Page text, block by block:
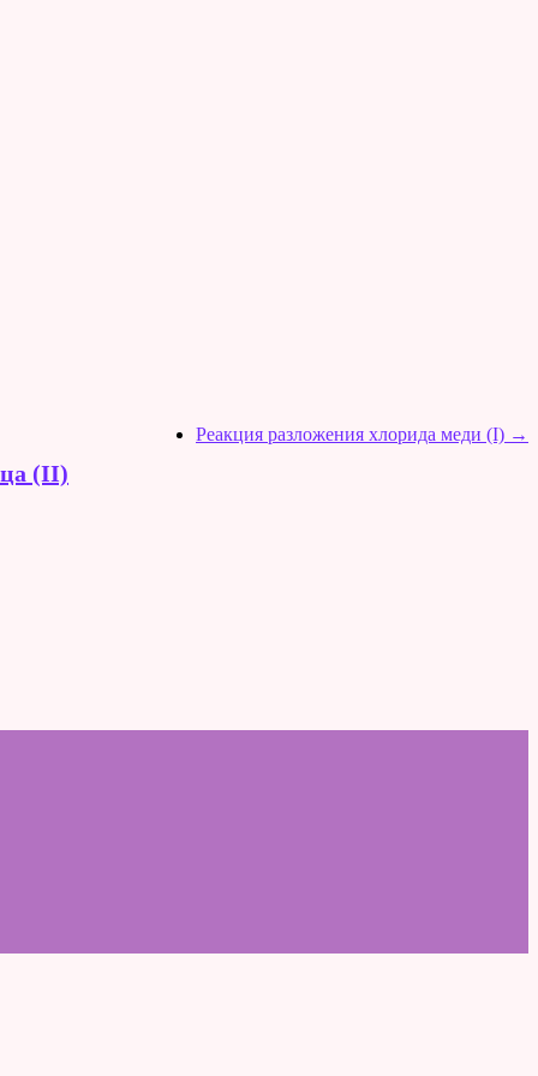
Реакция разложения хлорида меди (I) →
(II)